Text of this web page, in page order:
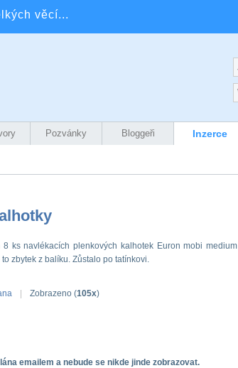
věcí...
Pozvánky Bloggeři Inzerce
8 ks navlékacích plenkových kalhotek Euron mobi medium
to zbytek z balíku. Zůstalo po tatínkovi.
Zobrazeno (105x)
emailem a nebude se nikde jinde zobrazovat.